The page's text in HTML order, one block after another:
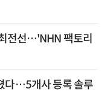
전선…'NHN 팩토리
다…5개사 등록 솔루